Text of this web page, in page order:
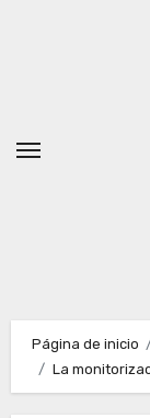
Página de inicio
La